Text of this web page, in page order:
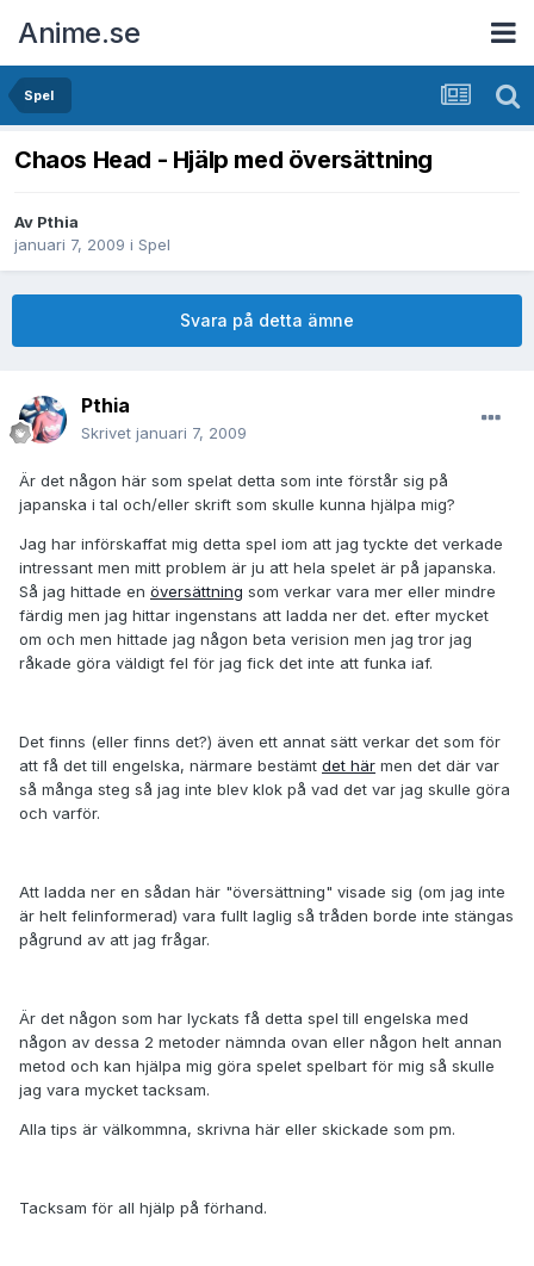
Anime.se
Spel
Chaos Head - Hjälp med översättning
Av Pthia
januari 7, 2009 i Spel
Svara på detta ämne
Pthia
Skrivet januari 7, 2009
Är det någon här som spelat detta som inte förstår sig på
japanska i tal och/eller skrift som skulle kunna hjälpa mig?
Jag har införskaffat mig detta spel iom att jag tyckte det verkade
intressant men mitt problem är ju att hela spelet är på japanska.
Så jag hittade en översättning som verkar vara mer eller mindre
färdig men jag hittar ingenstans att ladda ner det. efter mycket
om och men hittade jag någon beta verision men jag tror jag
råkade göra väldigt fel för jag fick det inte att funka iaf.
Det finns (eller finns det?) även ett annat sätt verkar det som för
att få det till engelska, närmare bestämt det här men det där var
så många steg så jag inte blev klok på vad det var jag skulle göra
och varför.
Att ladda ner en sådan här "översättning" visade sig (om jag inte
är helt felinformerad) vara fullt laglig så tråden borde inte stängas
pågrund av att jag frågar.
Är det någon som har lyckats få detta spel till engelska med
någon av dessa 2 metoder nämnda ovan eller någon helt annan
metod och kan hjälpa mig göra spelet spelbart för mig så skulle
jag vara mycket tacksam.
Alla tips är välkommna, skrivna här eller skickade som pm.
Tacksam för all hjälp på förhand.